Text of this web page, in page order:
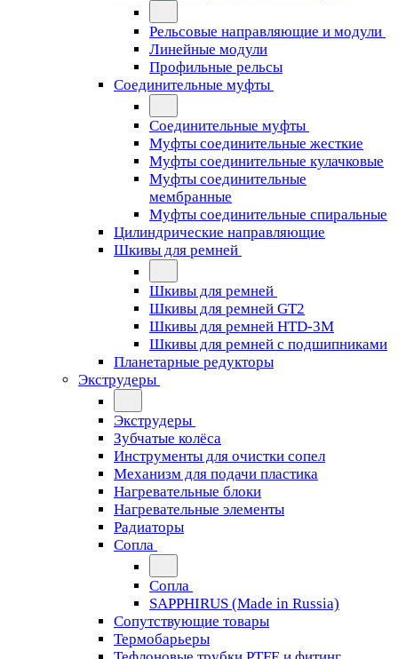
Рельсовые направляющие и модули
Линейные модули
Профильные рельсы
Соединительные муфты
Соединительные муфты
Муфты соединительные жесткие
Муфты соединительные кулачковые
Муфты соединительные
мембранные
Муфты соединительные спиральные
Цилиндрические направляющие
Шкивы для ремней
Шкивы для ремней
Шкивы для ремней GT2
Шкивы для ремней HTD-3M
Шкивы для ремней с подшипниками
Планетарные редукторы
Экструдеры
Экструдеры
Зубчатые колёса
Инструменты для очистки сопел
Механизм для подачи пластика
Нагревательные блоки
Нагревательные элементы
Радиаторы
Сопла
Сопла
SAPPHIRUS (Made in Russia)
Сопутствующие товары
Термобарьеры